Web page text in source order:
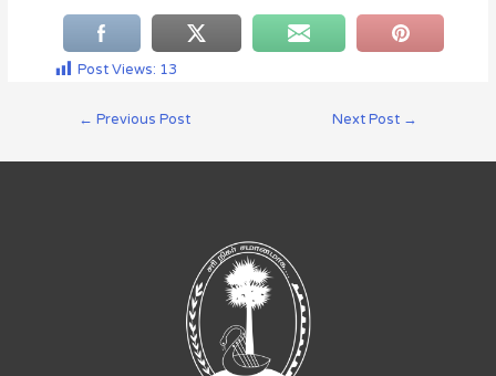
Post Views: 13
← Previous Post Next Post →